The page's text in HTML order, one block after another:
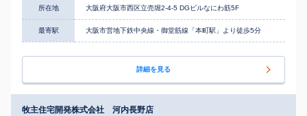
所在地 大阪府大阪市西区立売堀2-4-5 DGビルなにわ筋5F
最寄駅 大阪市営地下鉄中央線・御堂筋線「本町駅」より徒歩5分
詳細を見る
牧主住宅開発株式会社 河内長野店